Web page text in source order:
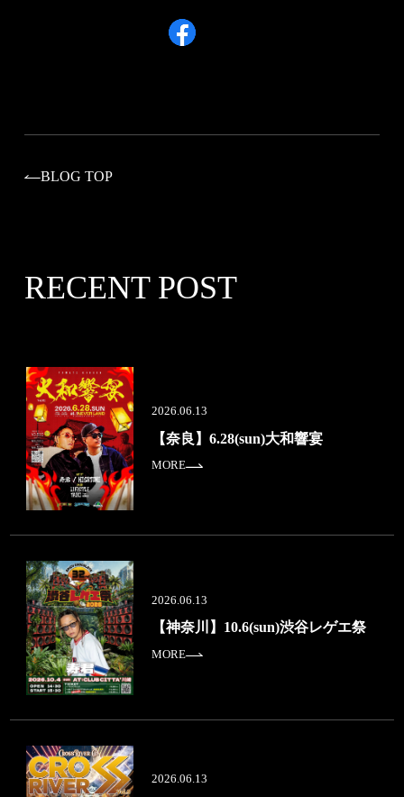
BLOG TOP
RECENT POST
2026.06.13
【奈良】6.28(sun)大和響宴
MORE
2026.06.13
【神奈川】10.6(sun)渋谷レゲエ祭
MORE
2026.06.13